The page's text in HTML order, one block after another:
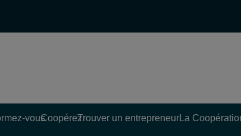
vousCoopérezTrouver un entrepreneurLa